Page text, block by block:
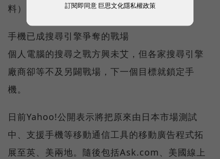
料）
手機已成搜尋引擎爭奪的戰場
個人電腦的搜尋之戰方興未艾，但各家搜尋引擎
廠商卻等不及另闢戰場，下一個目標就鎖定手
機。
日前Yahoo!公開表示將把原來由日本市場測試
中、支援手機等移動通信工具的移動廣告程式拓
展至英、美兩地。隨後包括Ask.com、美國線上
訂閱即同意 巨思文化隱私權政策